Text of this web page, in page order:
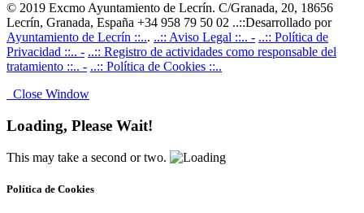
© 2019 Excmo Ayuntamiento de Lecrín. C/Granada, 20, 18656
Lecrín, Granada, España +34 958 79 50 02 ..::Desarrollado por
Ayuntamiento de Lecrín ::... ..:: Aviso Legal ::.. - ..:: Política de
Privacidad ::.. - ..:: Registro de actividades como responsable del
tratamiento ::.. - ..:: Política de Cookies ::..
Close Window
Loading, Please Wait!
This may take a second or two.
Política de Cookies